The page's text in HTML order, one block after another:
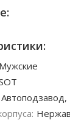
Мужские
Автоподзавод,